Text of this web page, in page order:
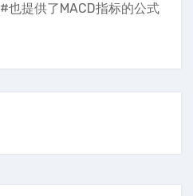
也提供了MACD指标的公式